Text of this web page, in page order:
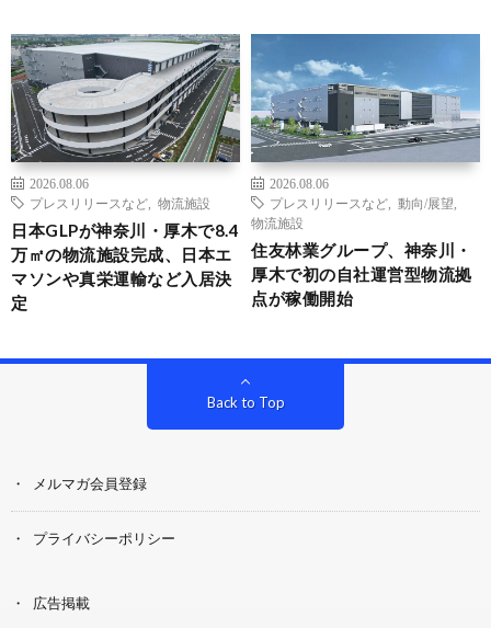
2026.08.06
プレスリリースなど
物流施設
日本GLPが神奈川・厚木で8.4
万㎡の物流施設完成、日本エ
マソンや真栄運輸など入居決
定
2026.08.06
プレスリリースなど
動向/展望
物流施設
住友林業グループ、神奈川・
厚木で初の自社運営型物流拠
点が稼働開始
Back to Top
メルマガ会員登録
プライバシーポリシー
広告掲載